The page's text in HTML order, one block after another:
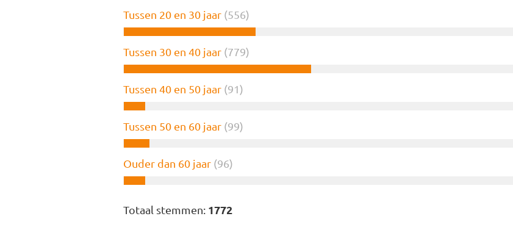
Tussen 20 en 30 jaar (556)
Tussen 30 en 40 jaar (779)
Tussen 40 en 50 jaar (91)
Tussen 50 en 60 jaar (99)
Ouder dan 60 jaar (96)
Totaal stemmen: 1772